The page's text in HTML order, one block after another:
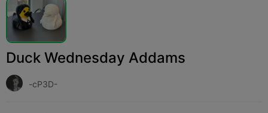
Duck Wednesday Addams
-cP3D-